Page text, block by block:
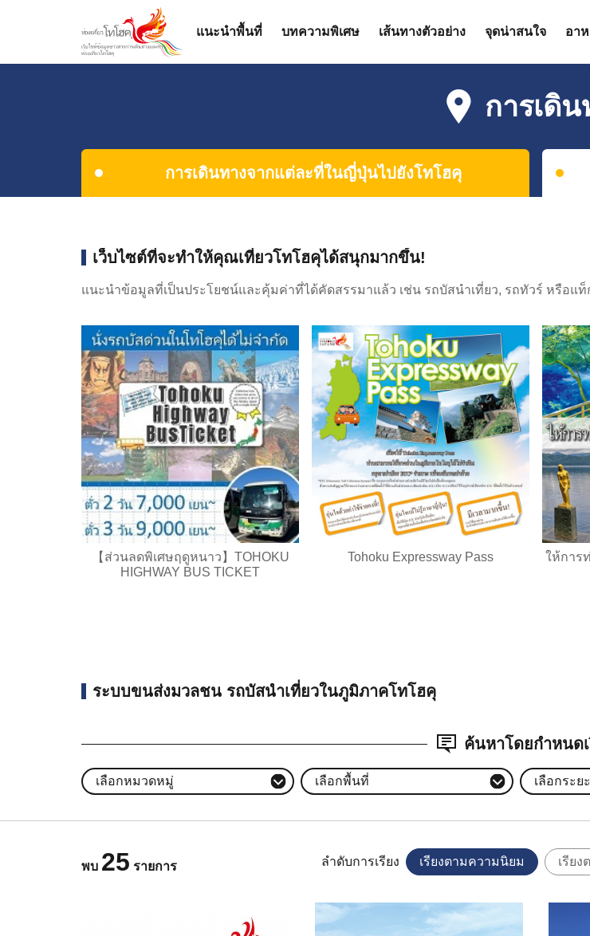
แนะนำพื้นที่ บทความพิเศษ เส้นทางตัวอย่าง จุดน่าสนใจ อา
การเดิน
การเดินทางจากแต่ละที่ในญี่ปุ่นไปยังโทโฮคุ
เว็บไซต์ที่จะทำให้คุณเที่ยวโทโฮคุได้สนุกมากขึ้น!
แนะนำข้อมูลที่เป็นประโยชน์และคุ้มค่าที่ได้คัดสรรมาแล้ว เช่น รถบัสนำเที่ยว, รถทัวร์ หรือแ
【ส่วนลดพิเศษฤดูหนาว】TOHOKU
HIGHWAY BUS TICKET
Tohoku Expressway Pass ให้การ
ระบบขนส่งมวลชน รถบัสนำเที่ยวในภูมิภาคโทโฮคุ
ค้นหาโดยกำหนด
เลือกหมวดหมู่ เลือกพื้นที่ เลือกระ
พบ 25 รายการ ลำดับการเรียง เรียงตามความนิยม เรีย
ดูข้อมูลพื้นฐาน